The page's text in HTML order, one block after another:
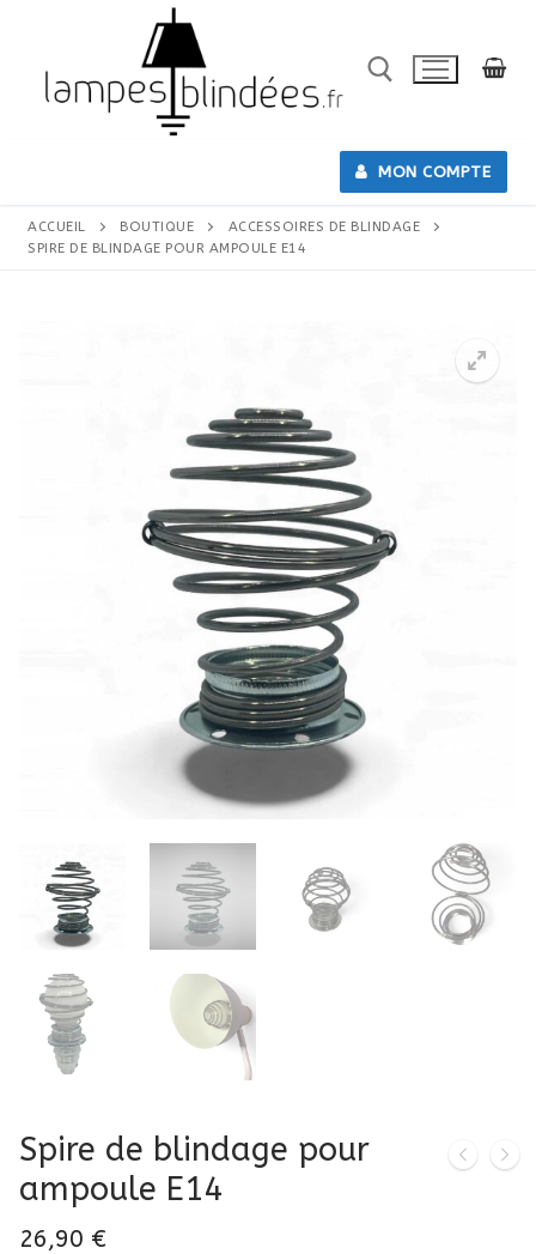
content
MON COMPTE
ACCUEIL BOUTIQUE
ACCESSOIRES DE BLINDAGE
SPIRE DE BLINDAGE POUR AMPOULE E14
Spire de blindage pour
ampoule E14
26,90 €